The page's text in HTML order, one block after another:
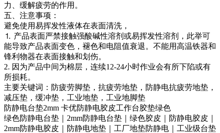
力、缓解疲劳的作用。
五、注意事项：
避免使用易挥发性液体在表面清洗，
⒈ 产品表面严禁接触强酸碱性溶剂或易挥发性溶剂，此举可
能导致产品表面变色，褪色和电阻值衰退。不能用高温铁器和
锋利物器在表面接触和划伤。
2. 因为产品中间为棉层，连续12-24小时作业会有所下陷或有
所损耗。
主要关键词：防疲劳脚垫，抗疲劳地垫，防静电抗疲劳地垫，
减压垫，缓冲垫，工业地垫，工业地脚垫
防静电台垫2mm 卡优防静电胶皮工作台胶垫绿色
绿色防静电台垫｜2mm防静电台垫｜绿色胶皮｜防静电胶皮｜
2mm防静电胶皮｜防静电地垫｜工厂地垫防静电｜工业级台垫